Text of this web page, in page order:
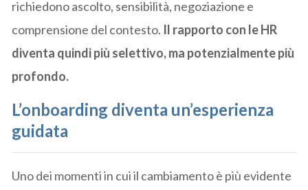
richiedono ascolto, sensibilità, negoziazione e
comprensione del contesto. Il rapporto con le HR
diventa quindi più selettivo, ma potenzialmente più
profondo.
L’onboarding diventa un’esperienza
guidata
Uno dei momenti in cui il cambiamento è più evidente